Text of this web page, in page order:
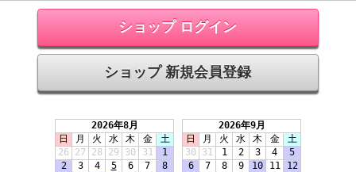
ショップ ログイン
ショップ 新規会員登録